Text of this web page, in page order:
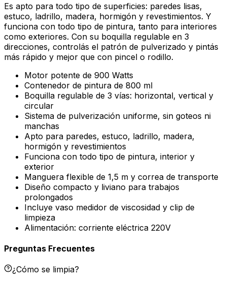
Es apto para todo tipo de superficies: paredes lisas,
estuco, ladrillo, madera, hormigón y revestimientos. Y
funciona con todo tipo de pintura, tanto para interiores
como exteriores. Con su boquilla regulable en 3
direcciones, controlás el patrón de pulverizado y pintás
más rápido y mejor que con pincel o rodillo.
Motor potente de 900 Watts
Contenedor de pintura de 800 ml
Boquilla regulable de 3 vías: horizontal, vertical y
circular
Sistema de pulverización uniforme, sin goteos ni
manchas
Apto para paredes, estuco, ladrillo, madera,
hormigón y revestimientos
Funciona con todo tipo de pintura, interior y
exterior
Manguera flexible de 1,5 m y correa de transporte
Diseño compacto y liviano para trabajos
prolongados
Incluye vaso medidor de viscosidad y clip de
limpieza
Alimentación: corriente eléctrica 220V
Preguntas Frecuentes
¿Cómo se limpia?